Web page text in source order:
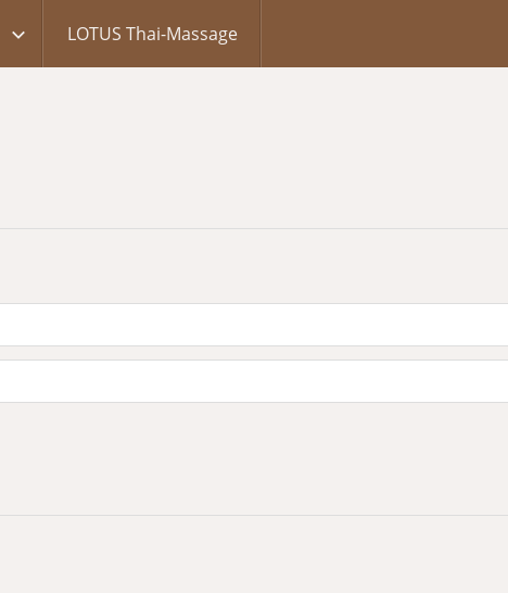
LOTUS Thai-Massage